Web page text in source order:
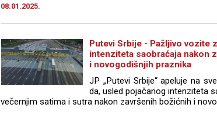
08.01.2025.
Putevi Srbije - Pažljivo vozite
intenziteta saobraćaja nakon
i novogodišnjih praznika
JP „Putevi Srbije“ apeluje na
da, usled pojačanog intenziteta
večernjim satima i sutra nakon završenih božićnih i